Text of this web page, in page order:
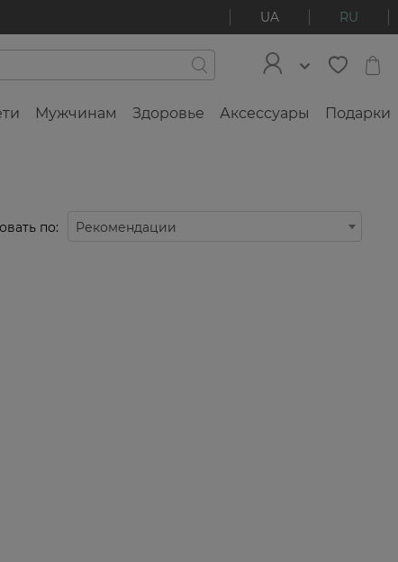
UA RU
Мужчинам Здоровье Аксессуары Подарки
по: Рекомендации